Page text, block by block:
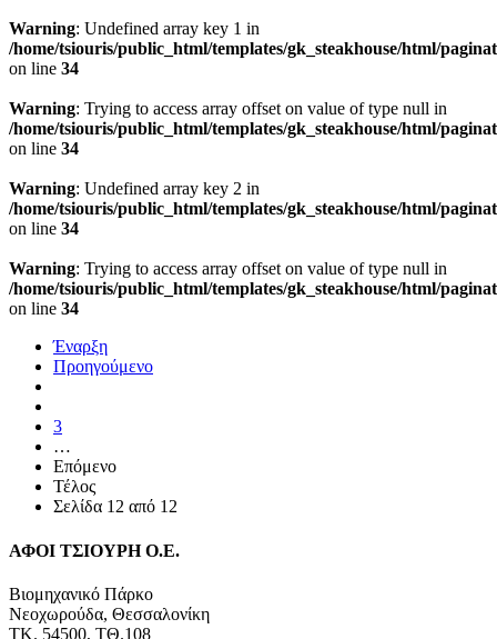
Warning: Undefined array key 1 in
/home/tsiouris/public_html/templates/gk_steakhouse/html/
on line 34
Warning: Trying to access array offset on value of type null in
/home/tsiouris/public_html/templates/gk_steakhouse/html/
on line 34
Warning: Undefined array key 2 in
/home/tsiouris/public_html/templates/gk_steakhouse/html/
on line 34
Warning: Trying to access array offset on value of type null in
/home/tsiouris/public_html/templates/gk_steakhouse/html/
on line 34
Έναρξη
Προηγούμενο
3
…
Επόμενο
Τέλος
Σελίδα 12 από 12
ΑΦΟΙ ΤΣΙΟΥΡΗ Ο.Ε.
Βιομηχανικό Πάρκο
Νεοχωρούδα, Θεσσαλονίκη
ΤΚ. 54500, ΤΘ.108